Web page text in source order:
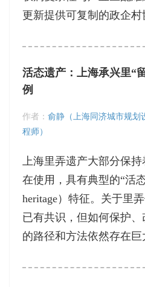
更新提供可复制的政企村
活态遗产：上海承兴里“
例
作者： 俞静（上海同济城市规划
程师）
上海里弄遗产大部分保
在使用，具有典型的“活
heritage）特征。关于里
已有共识，但如何保护
的路径和方法依然存在巨